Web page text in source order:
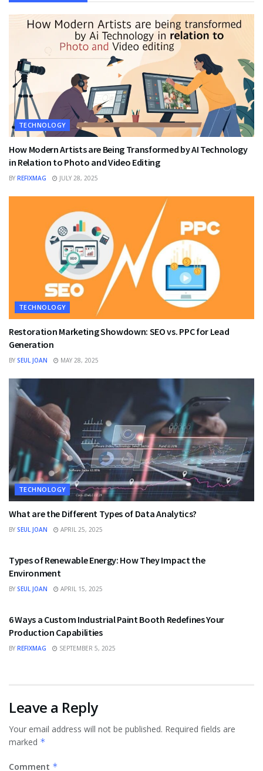
TECHNOLOGY
How Modern Artists are Being Transformed by AI Technology
in Relation to Photo and Video Editing
BY REFIXMAG JULY 28, 2025
TECHNOLOGY
Restoration Marketing Showdown: SEO vs. PPC for Lead
Generation
BY SEUL JOAN MAY 28, 2025
TECHNOLOGY
What are the Different Types of Data Analytics?
BY SEUL JOAN APRIL 25, 2025
TECHNOLOGY
Types of Renewable Energy: How They Impact the
Environment
BY SEUL JOAN APRIL 15, 2025
TECHNOLOGY
6 Ways a Custom Industrial Paint Booth Redefines Your
Production Capabilities
BY REFIXMAG SEPTEMBER 5, 2025
Leave a Reply
Your email address will not be published. Required fields are
marked *
Comment *